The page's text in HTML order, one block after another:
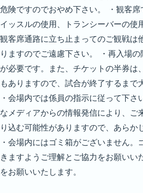
危険ですのでおやめ下さい。 ・観客
イッスルの使用、トランシーバーの使
観客席通路に立ち止まってのご観戦は
りますのでご遠慮下さい。 ・再入場
が必要です。また、チケットの半券は
もありますので、試合が終了するまで
・会場内では係員の指示に従って下さ
なメディアからの情報発信により、ご
り込む可能性がありますので、あらか
・会場内にはゴミ箱がございません
きますようご理解とご協力をお願い
をお願いいたします。